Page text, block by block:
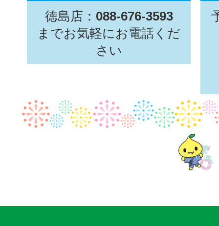
徳島店： 088-676-3593
までお気軽にお電話くだ
さい